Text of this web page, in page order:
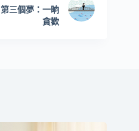
第三個夢：一晌
貪歡